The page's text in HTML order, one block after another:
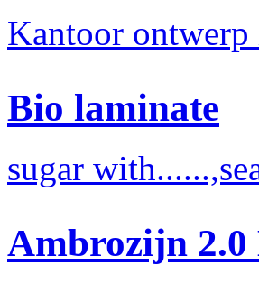
Kantoor
Bio laminate
sugar
Ambrozijn